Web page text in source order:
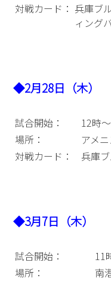
対戦カード： 兵庫ブ
ィング
◆2月28日（木）
試合開始：
12時～
場所：
アメ
対戦カード：
兵庫
◆3月7日（木）
試合開始：
11
場所：
南